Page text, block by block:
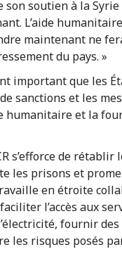
soutien à la Syrie
L’aide
maintenant ne
du pays. »
important que les
sanctions et les
humanitaire et la
s’efforce de
les prisons et
en étroite
l’accès aux
fournir des
les risques posés